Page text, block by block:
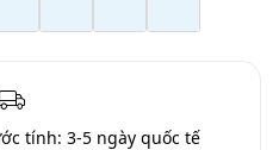
tính: 3-5 ngày quốc tế